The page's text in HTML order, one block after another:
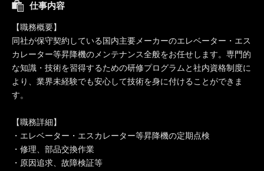
仕事内容
【職務概要】
同社が保守契約している国内主要メーカーのエレベーター・エス
カレーター等昇降機のメンテナンス全般をお任せします。専門的
な知識・技術を習得するための研修プログラムと社内資格制度に
より、業界未経験でも安心して技術を身に付けることができま
す。
【職務詳細】
・エレベーター・エスカレーター等昇降機の定期点検
・修理、部品交換作業
・原因追求、故障検証等